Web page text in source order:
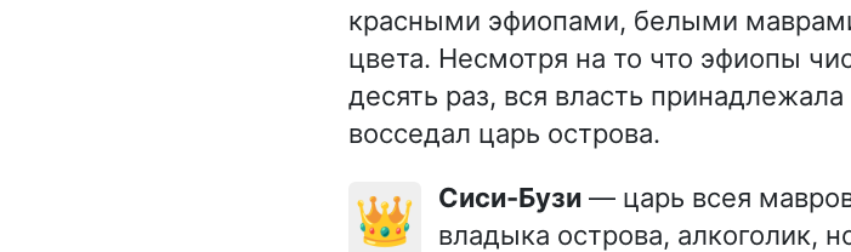
красными эфиопами, белыми
цвета. Несмотря на то что эфиопы
десять раз, вся власть
восседал царь острова.
👑 Сиси-Бузи — царь всея
владыка острова, алкоголик,